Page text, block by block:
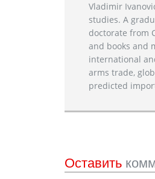
Vladimir
studies. A
doctorate from
and books and
international
arms trade,
predicted
Оставить